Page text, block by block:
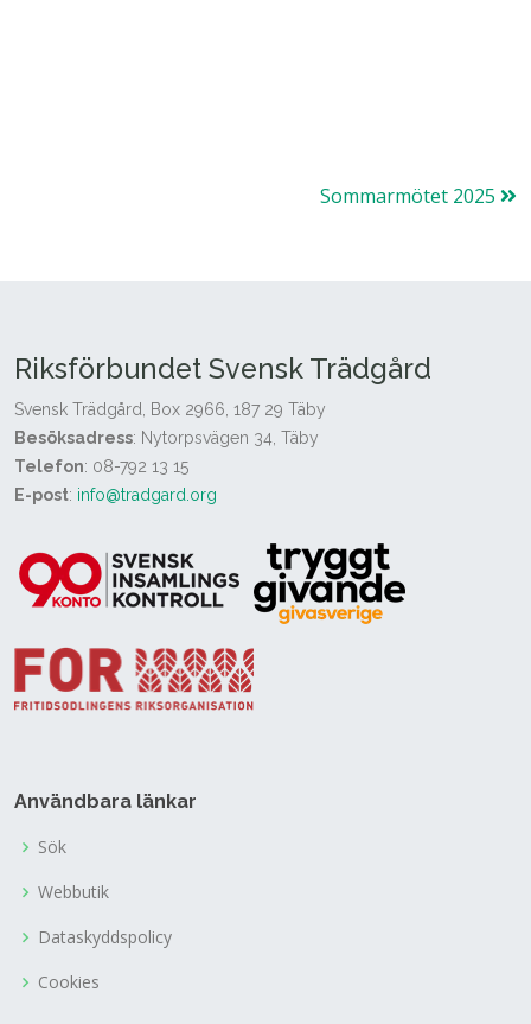
Sommarmötet 2025
Riksförbundet Svensk Trädgård
Svensk Trädgård, Box 2966, 187 29 Täby
Besöksadress: Nytorpsvägen 34, Täby
Telefon: 08-792 13 15
E-post: info@tradgard.org
Användbara länkar
Sök
Webbutik
Dataskyddspolicy
Cookies